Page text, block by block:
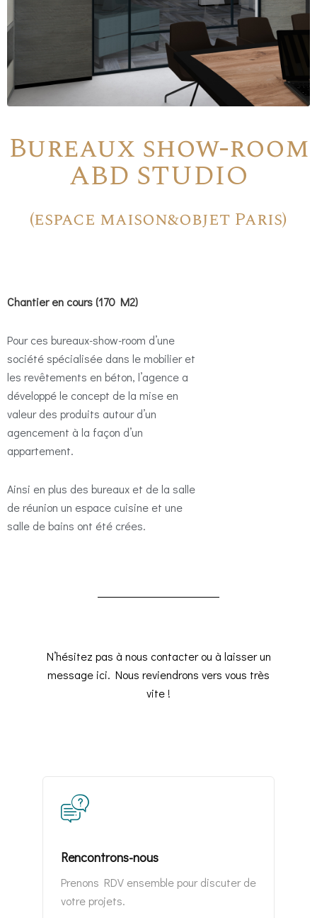
Bureaux show-room
ABD STUDIO
(espace maison&objet Paris)
Chantier en cours (170 M2)
Pour ces bureaux-show-room d’une
société spécialisée dans le mobilier et
les revêtements en béton, l’agence a
développé le concept de la mise en
valeur des produits autour d’un
agencement à la façon d’un
appartement.
Ainsi en plus des bureaux et de la salle
de réunion un espace cuisine et une
salle de bains ont été crées.
N’hésitez pas à nous contacter ou à laisser un
message ici. Nous reviendrons vers vous très
vite !
Rencontrons-nous
Prenons RDV ensemble pour discuter de
votre projets.